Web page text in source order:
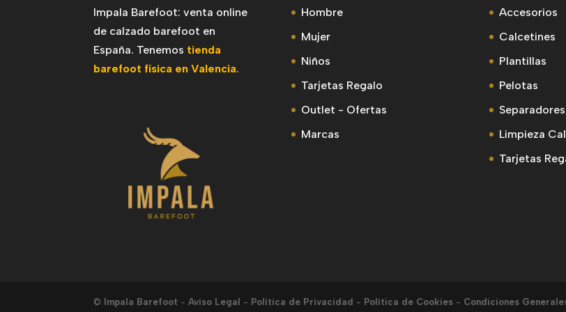
Impala Barefoot: venta online
de calzado barefoot en
España. Tenemos tienda
barefoot física en Valencia.
Hombre
Mujer
Niños
Tarjetas Regalo
Outlet - Ofertas
Marcas
Accesorios
Calcetines
Plantillas
Pelotas
Limpieza
Tarjetas
© Impala Barefoot -Aviso Legal - Política de Privacidad - Política de Cookies - Condiciones